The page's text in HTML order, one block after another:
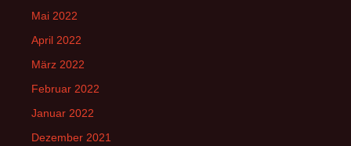
Mai 2022
April 2022
März 2022
Februar 2022
Januar 2022
Dezember 2021